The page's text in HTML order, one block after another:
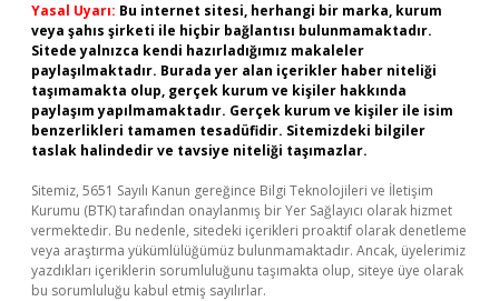
Yasal Uyarı: Bu internet sitesi, herhangi bir marka, kurum
veya şahıs şirketi ile hiçbir bağlantısı bulunmamaktadır.
Sitede yalnızca kendi hazırladığımız makaleler
paylaşılmaktadır. Burada yer alan içerikler haber niteliği
taşımamakta olup, gerçek kurum ve kişiler hakkında
paylaşım yapılmamaktadır. Gerçek kurum ve kişiler ile isim
benzerlikleri tamamen tesadüfidir. Sitemizdeki bilgiler
taslak halindedir ve tavsiye niteliği taşımazlar.
Sitemiz, 5651 Sayılı Kanun gereğince Bilgi Teknolojileri ve İletişim
Kurumu (BTK) tarafından onaylanmış bir Yer Sağlayıcı olarak hizmet
vermektedir. Bu nedenle, sitedeki içerikleri proaktif olarak denetleme
veya araştırma yükümlülüğümüz bulunmamaktadır. Ancak, üyelerimiz
yazdıkları içeriklerin sorumluluğunu taşımakta olup, siteye üye olarak
bu sorumluluğu kabul etmiş sayılırlar.